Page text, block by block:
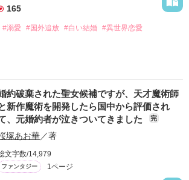
宮を去る。
命令で第二王子の婚約者になったので、ど
たのは、最強すぎる家族だった。
、用はない」
の故郷へ」
令嬢」と呼ばれたレイリアは、母の祖国で
へ。
母と最強家族としての素顔が明らかに――
と呼ばれている氷の騎士・ゼロス。
怠け者が、剣を握れるとでも？」
ですね。私は昼寝がしたいだけです」
165
#溺愛 #国外追放 #白い結婚 #異世界恋愛
た『聖女』セラフィーナ。
戦を生き抜き、多くの兵士を救った――はず
や教会から告げられたのは「穢れた存在」
は民の象徴には相応しくないと断罪され、
されてしまう。
捨てられ、ただ一人国境を越えた彼女が辿り
約破棄された聖女候補ですが、天才魔術師
新作魔術を開発したら国中から評価され
、元婚約者が泣きついてきました
完
塚あお華／著
文字数/14,979
ファンタジー 1ページ